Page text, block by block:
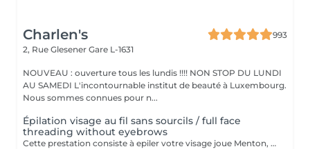
Charlen's
993
2, Rue Glesener Gare L-1631
NOUVEAU : ouverture tous les lundis !!!! NON STOP DU LUNDI
AU SAMEDI L'incontournable institut de beauté à Luxembourg.
Nous sommes connues pour n...
Épilation visage au fil sans sourcils / full face
threading without eyebrows
Cette prestation consiste à epiler votre visage joue Menton, front et le long des oreilles les sourcils et le cou sont en extra